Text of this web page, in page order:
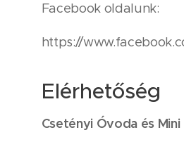
Facebook oldalunk:
https://
Elérhetőség
Csetényi Óvoda és